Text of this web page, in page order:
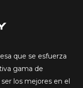
que se esfuerza
gama de
los mejores en el